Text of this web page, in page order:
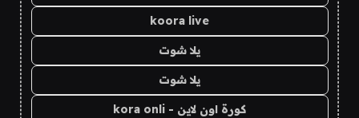
koora live
يلا شوت
يلا شوت
كورة اون لاين - kora onli